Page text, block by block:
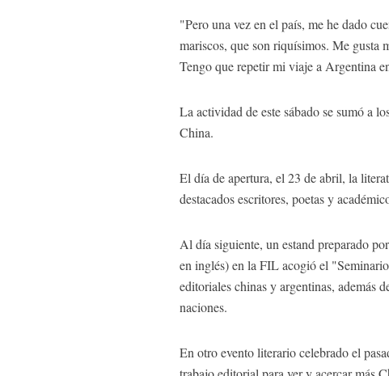
"Pero una vez en el país, me he dado
mariscos, que son riquísimos. Me gusta
Tengo que repetir mi viaje a Argentina
La actividad de este sábado se sumó a
China.
El día de apertura, el 23 de abril, la
destacados escritores, poetas y
Al día siguiente, un estand preparado
en inglés) en la FIL acogió el
editoriales chinas y argentinas, además
naciones.
En otro evento literario celebrado el